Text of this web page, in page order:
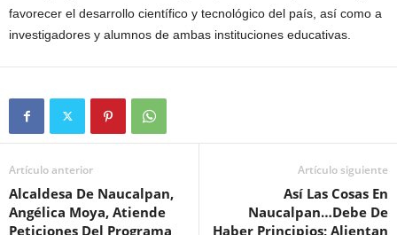
favorecer el desarrollo científico y tecnológico del país, así como a
investigadores y alumnos de ambas instituciones educativas.
Artículo anterior
Alcaldesa De Naucalpan,
Angélica Moya, Atiende
Peticiones Del Programa
Artículo siguiente
Así Las Cosas En
Naucalpan…Debe De
Haber Principios; Alientan